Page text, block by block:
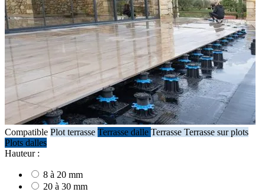
Compatible Plot terrasse Terrasse dalle Terrasse Terrasse sur plots
Plots dalles
Hauteur :
8 à 20 mm
20 à 30 mm